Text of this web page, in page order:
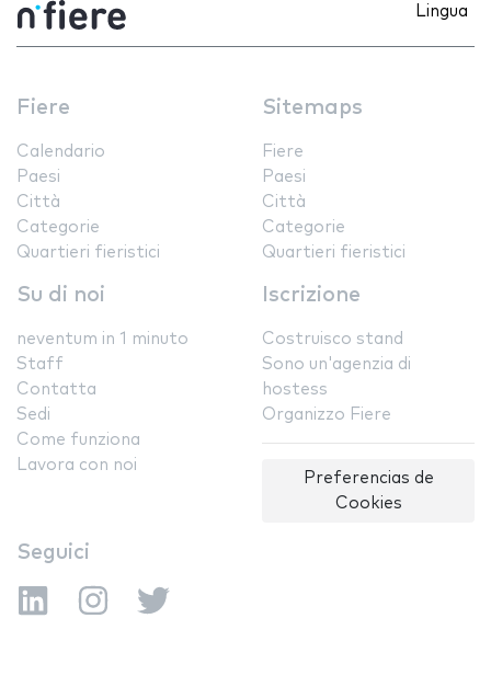
Lingua
Fiere
Calendario
Paesi
Città
Categorie
Quartieri fieristici
Sitemaps
Fiere
Paesi
Città
Categorie
Quartieri fieristici
Su di noi
neventum in 1 minuto
Staff
Contatta
Sedi
Come funziona
Lavora con noi
Iscrizione
Costruisco stand
Sono un'agenzia di
hostess
Organizzo Fiere
Preferencias de
Cookies
Seguici